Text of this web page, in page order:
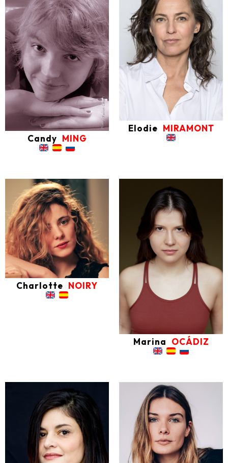
Candy MING
Elodie MIRAMONT
Charlotte NOIRY
Marina OCÁDIZ